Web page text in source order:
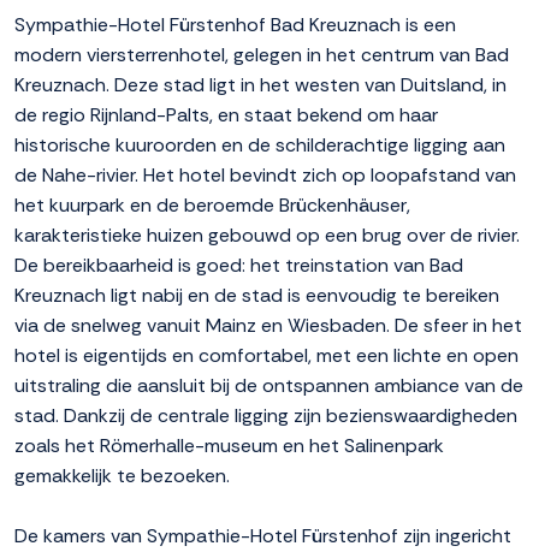
Sympathie-Hotel Fürstenhof Bad Kreuznach is een
modern viersterrenhotel, gelegen in het centrum van Bad
Kreuznach. Deze stad ligt in het westen van Duitsland, in
de regio Rijnland-Palts, en staat bekend om haar
historische kuuroorden en de schilderachtige ligging aan
de Nahe-rivier. Het hotel bevindt zich op loopafstand van
het kuurpark en de beroemde Brückenhäuser,
karakteristieke huizen gebouwd op een brug over de rivier.
De bereikbaarheid is goed: het treinstation van Bad
Kreuznach ligt nabij en de stad is eenvoudig te bereiken
via de snelweg vanuit Mainz en Wiesbaden. De sfeer in het
hotel is eigentijds en comfortabel, met een lichte en open
uitstraling die aansluit bij de ontspannen ambiance van de
stad. Dankzij de centrale ligging zijn bezienswaardigheden
zoals het Römerhalle-museum en het Salinenpark
gemakkelijk te bezoeken.
De kamers van Sympathie-Hotel Fürstenhof zijn ingericht